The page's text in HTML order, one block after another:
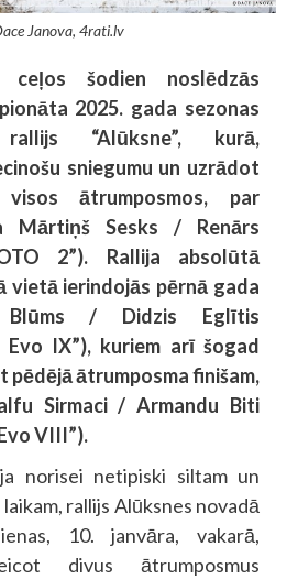
Janova, 4rati.lv
ceļos šodien noslēdzās
2025. gada sezonas
“Alūksne”, kurā,
sniegumu un uzrādot
ātrumposmos, par
Mārtiņš Sesks / Renārs
2”). Rallija absolūtā
vietā ierindojās pērnā gada
Blūms / Didzis Eglītis
Evo IX”), kuriem arī šogad
pēdējā ātrumposma finišam,
Sirmaci / Armandu Biti
VIII”).
norisei netipiski siltam un
rallijs Alūksnes novadā
10. janvāra, vakarā,
divus ātrumposmus